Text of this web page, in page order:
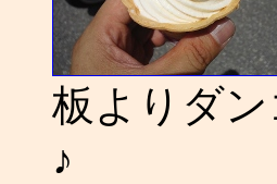
板よりダ
♪